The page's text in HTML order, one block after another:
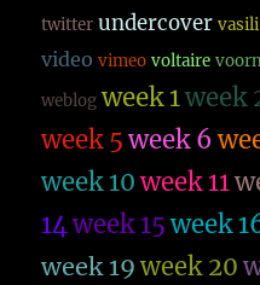
twitter undercover
video vimeo voltaire
weblog week 1week
week 5 week 6
week 10 week 11
14week 15 week
week 19 week 20